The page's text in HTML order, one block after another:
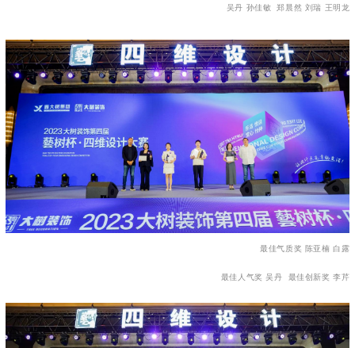
吴丹 孙佳敏 郑晨然 刘瑞 王明龙
最佳气质奖 陈亚楠 白露
最佳人气奖 吴丹 最佳创新奖 李芹